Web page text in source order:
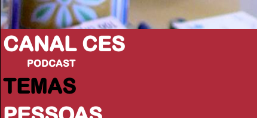
CANAL CES
PODCAST
TEMAS